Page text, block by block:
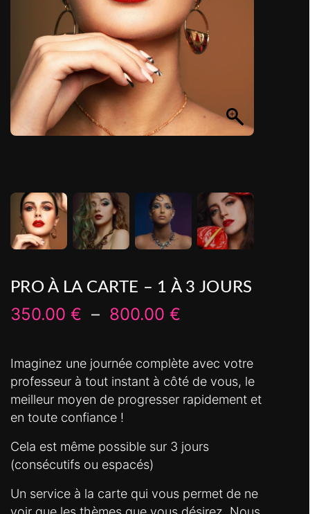
PRO À LA CARTE – 1 À 3 JOURS
350.00 € – 800.00 €
Imaginez une journée complète avec votre
professeur à tout instant à côté de vous, le
meilleur moyen de progresser rapidement et
en toute confiance !
Cela est même possible sur 3 jours
(consécutifs ou espacés)
Un service à la carte qui vous permet de ne